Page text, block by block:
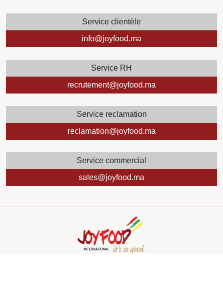
Service clientèle
info@joyfood.ma
Service RH
recrutement@joyfood.ma
Service reclamation
reclamation@joyfood.ma
Service commercial
sales@joyfood.ma